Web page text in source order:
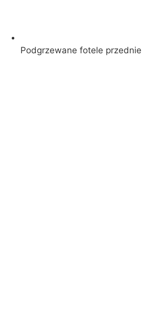
Podgrzewane fotele przednie